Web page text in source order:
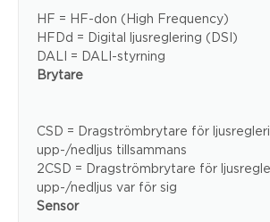
HF = HF-don (High Frequency)
HFDd = Digital ljusreglering (DSI)
DALI = DALI-styrning
Brytare
CSD = Dragströmbrytare för
upp-/nedljus tillsammans
2CSD = Dragströmbrytare för
upp-/nedljus var för sig
Sensor